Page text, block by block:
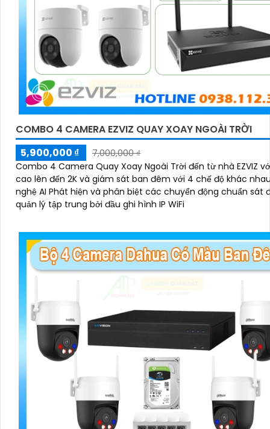
COMBO 4 CAMERA EZVIZ QUAY XOAY NGOÀI TRỜI
5,900,000 ₫
7,000,000 ₫
Combo 4 Camera Quay Xoay Ngoài Trời đến từ nhà EZVIZ
cao lên đến 2K và giám sát ban đêm với 4 chế độ khác
nghệ AI Phát hiện và phân biệt các chuyển động chuẩn sát
quản lý tập trung bởi đầu ghi hình IP WiFi